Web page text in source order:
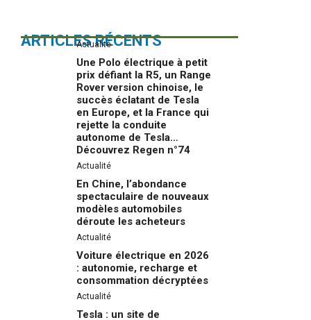
ARTICLES RÉCENTS
Actualité
Une Polo électrique à petit
prix défiant la R5, un Range
Rover version chinoise, le
succès éclatant de Tesla
en Europe, et la France qui
rejette la conduite
autonome de Tesla…
Découvrez Regen n°74
Actualité
En Chine, l’abondance
spectaculaire de nouveaux
modèles automobiles
déroute les acheteurs
Actualité
Voiture électrique en 2026
: autonomie, recharge et
consommation décryptées
Actualité
Tesla : un site de